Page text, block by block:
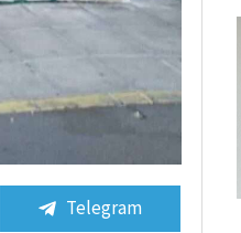
Compartir
en
Telegram
Compartir
en